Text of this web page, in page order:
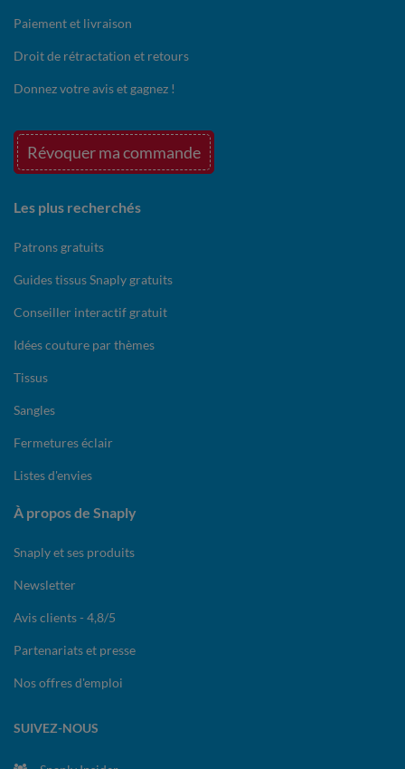
Paiement et livraison
Droit de rétractation et retours
Donnez votre avis et gagnez !
Révoquer ma commande
Les plus recherchés
Patrons gratuits
Guides tissus Snaply gratuits
Conseiller interactif gratuit
Idées couture par thèmes
Tissus
Sangles
Fermetures éclair
Listes d'envies
À propos de Snaply
Snaply et ses produits
Newsletter
Avis clients - 4,8/5
Partenariats et presse
Nos offres d'emploi
SUIVEZ-NOUS